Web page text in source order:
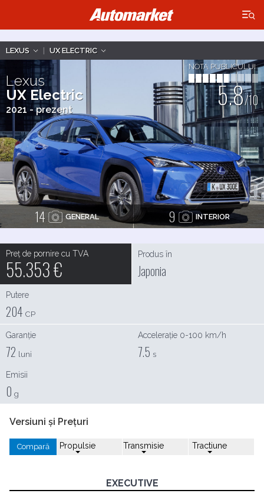
×
LEXUS | UX ELECTRIC
Lexus
UX Electric
2021 - prezent
NOTA PUBLICULUI
5.8/10
14 GENERAL 9 INTERIOR
Preț de pornire cu TVA
55.353€
Produs în
Japonia
Putere
204 CP
Garanție
72 luni
Accelerație 0-100 km/h
7.5 s
Emisii
0 g
Versiuni și Prețuri
Compară Propulsie Transmisie Tractiune
EXECUTIVE